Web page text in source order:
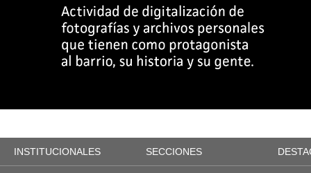
INSTITUCIONALES SECCIONES